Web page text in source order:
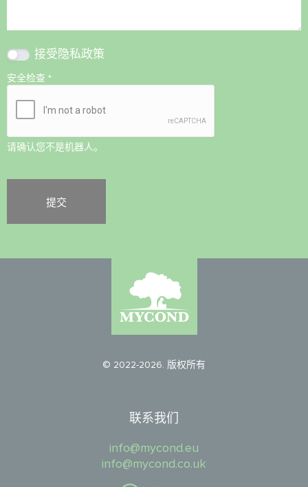
接受隐私政策
安全检查 *
请确认您不是机器人。
© 2022-2026. 版权所有
联系我们
info@mycond.eu
info@mycond.co.uk